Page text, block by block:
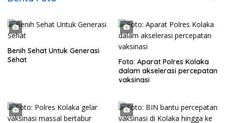
Benih Sehat Untuk Generasi
Sehat
Foto: Aparat Polres Kolaka
dalam akselerasi percepatan
vaksinasi